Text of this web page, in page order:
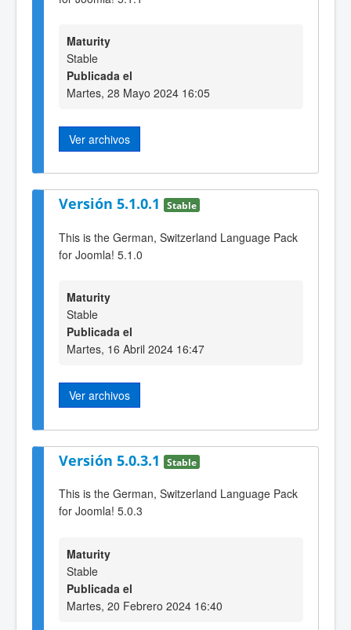
Maturity
Stable
Publicada el
Martes, 28 Mayo 2024 16:05
Ver archivos
Versión 5.1.0.1 Stable
This is the German, Switzerland Language Pack
for Joomla! 5.1.0
Maturity
Stable
Publicada el
Martes, 16 Abril 2024 16:47
Ver archivos
Versión 5.0.3.1 Stable
This is the German, Switzerland Language Pack
for Joomla! 5.0.3
Maturity
Stable
Publicada el
Martes, 20 Febrero 2024 16:40